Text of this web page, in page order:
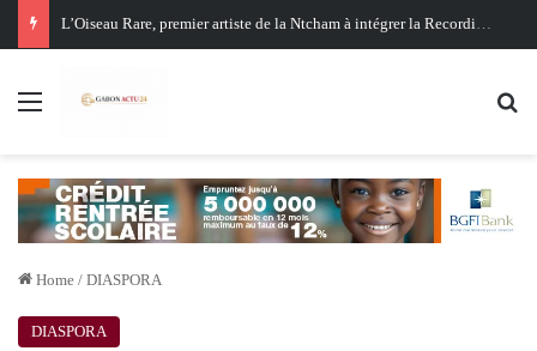
Oligui Nguema au Ghana : Libreville mise sur Accra pour renforcer sa stratégie diplomatique et économique
Menu
Home / DIASPORA
DIASPORA